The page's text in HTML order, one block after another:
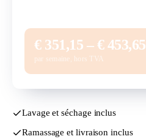
€ 351,15 – € 453,65
par semaine, hors TVA
Lavage et séchage inclus
Ramassage et livraison inclus